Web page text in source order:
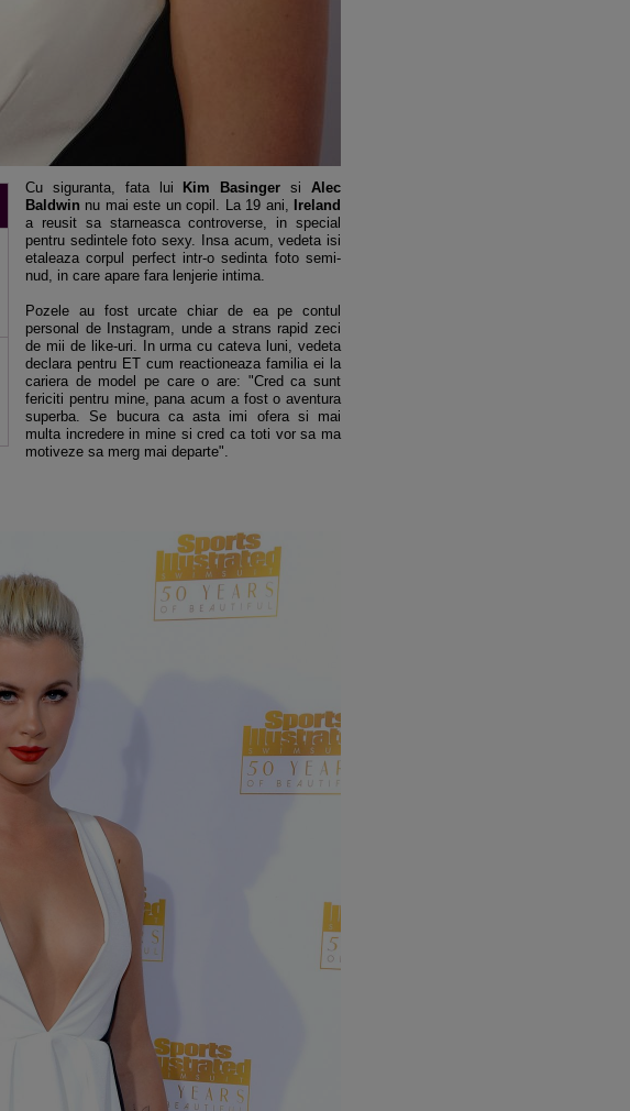
Cu siguranta, fata lui Kim Basinger siAlec
Baldwin nu mai este un copil. La 19 ani,
Ireland
a reusit sa starneasca controverse, in special
pentru sedintele foto sexy. Insa acum, vedeta isi
etaleaza corpul perfect intr-o sedinta foto semi-
nud, in care apare fara lenjerie intima.
Pozele au fost urcate chiar de ea pe contul
personal de Instagram, unde a strans rapid zeci
de mii de like-uri. In urma cu cateva luni, vedeta
declara pentru ET cum reactioneaza familia ei la
cariera de model pe care o are: "Cred ca sunt
fericiti pentru mine, pana acum a fost o aventura
superba. Se bucura ca asta imi ofera si mai
multa incredere in mine si cred ca toti vor sa ma
motiveze sa merg mai departe".